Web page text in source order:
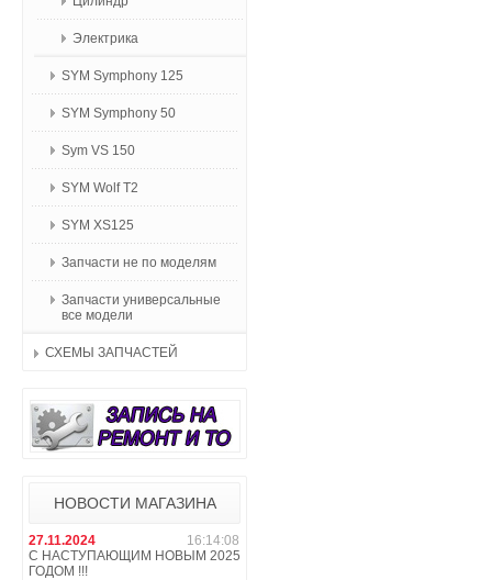
Электрика
SYM Symphony 125
SYM Symphony 50
Sym VS 150
SYM Wolf T2
SYM XS125
Запчасти не по моделям
Запчасти универсальные
все модели
СХЕМЫ ЗАПЧАСТЕЙ
НОВОСТИ МАГАЗИНА
27.11.2024
16:14:08
С НАСТУПАЮЩИМ НОВЫМ 2025
ГОДОМ !!!